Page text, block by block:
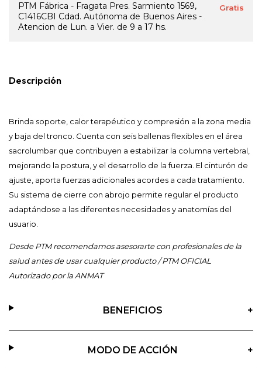
PTM Fábrica - Fragata Pres. Sarmiento 1569,
C1416CBI Cdad. Autónoma de Buenos Aires -
Atencion de Lun. a Vier. de 9 a 17 hs.
Gratis
Descripción
Brinda soporte, calor terapéutico y compresión a la zona media
y baja del tronco. Cuenta con seis ballenas flexibles en el área
sacrolumbar que contribuyen a estabilizar la columna vertebral,
mejorando la postura, y el desarrollo de la fuerza. El cinturón de
ajuste, aporta fuerzas adicionales acordes a cada tratamiento.
Su sistema de cierre con abrojo permite regular el producto
adaptándose a las diferentes necesidades y anatomías del
usuario.
Desde PTM recomendamos asesorarte con profesionales de la
salud antes de usar cualquier producto / PTM OFICIAL
Autorizado por la ANMAT
BENEFICIOS +
MODO DE ACCIÓN +